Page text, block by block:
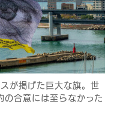
が掲げた巨大な旗。世
合意には至らなかった